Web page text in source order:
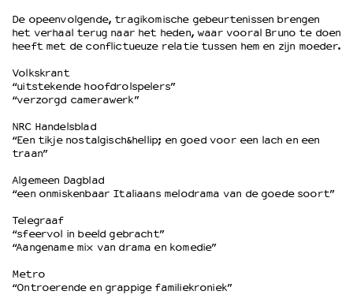
Wie is wie
Word vriend
Partners
Huisregels
Privacyverklaring
Integriteits- en gedragscode
Duurzaamheid
Culturele boycot Israël
Ruimte voor artistieke vrijheid – VNPF
De opeenvolgende, tragikomische gebeurtenissen brengen
het verhaal terug naar het heden, waar vooral Bruno te doen
heeft met de conflictueuze relatie tussen hem en zijn moeder.
Volkskrant
“uitstekende hoofdrolspelers”
“verzorgd camerawerk”
NRC Handelsblad
“Een tikje nostalgisch&hellip; en goed voor een lach en een
traan”
Algemeen Dagblad
“een onmiskenbaar Italiaans melodrama van de goede soort”
Telegraaf
“sfeervol in beeld gebracht”
“Aangename mix van drama en komedie”
Metro
“Ontroerende en grappige familiekroniek”